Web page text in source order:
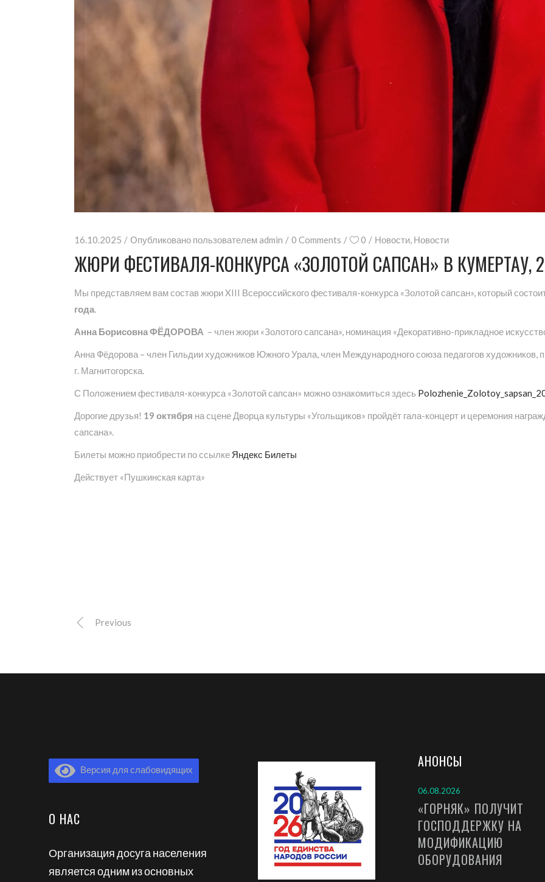
16.10.2025 Опубликовано пользователемadmin 0 Comments 0 Новости, Новости
ЖЮРИ ФЕСТИВАЛЯ-КОНКУРСА «ЗОЛОТОЙ САПСАН» В КУМЕРТАУ,
Мы представляем вам состав жюри XIII Всероссийского фестиваля-конкурса «Золотой сапсан», который
года.
Анна Борисовна ФЁДОРОВА – член жюри «Золотого сапсана», номинация «Декоративно-прикладное
Анна Фёдорова – член Гильдии художников Южного Урала, член Международного союза педагогов
г. Магнитогорска.
С Положением фестиваля-конкурса «Золотой сапсан» можно ознакомиться здесь
Дорогие друзья! 19 октября на сцене Дворца культуры «Угольщиков» пройдёт гала-концерт и церемония
сапсана».
Билеты можно приобрести по ссылке Яндекс Билеты
Действует «Пушкинская карта»
Previous
Версия для слабовидящих
О НАС
Организация досуга населения
является одним из основных
АНОНСЫ
06.08.2026
«ГОРНЯК» ПОЛУЧИТ
ГОСПОДДЕРЖКУ НА
МОДИФИКАЦИЮ
ОБОРУДОВАНИЯ